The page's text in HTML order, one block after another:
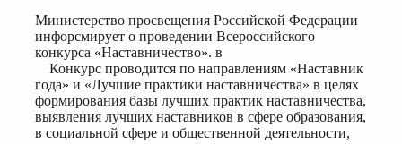
МОЛОДОМУ
ПЕДАГОГУ
Министерство просвещения Российской Федерации
инфорсмирует о проведении Всероссийского
конкурса «Наставничество». в
Конкурс проводится по направлениям «Наставник
года» и «Лучшие практики наставничества» в целях
формирования базы лучших практик наставничества,
выявления лучших наставников в сфере образования,
в социальной сфере и общественной деятельности,